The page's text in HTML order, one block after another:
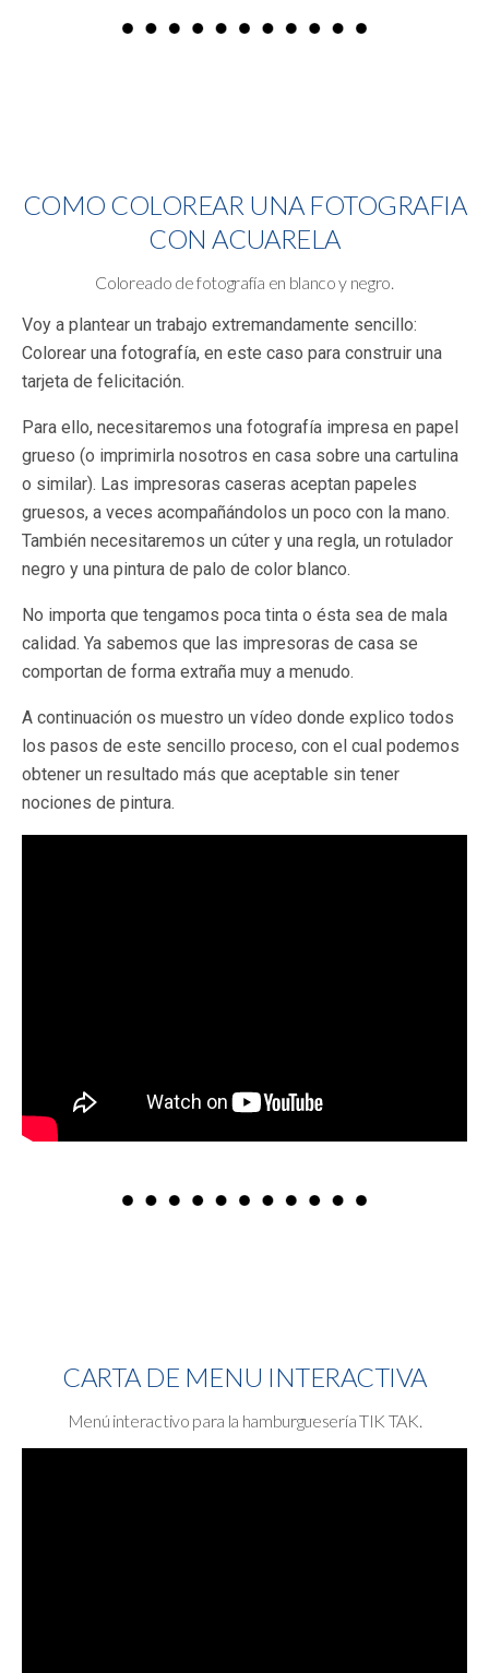
COMO COLOREAR UNA FOTOGRAFIA
CON ACUARELA
Coloreado de fotografía en blanco y negro.
Voy a plantear un trabajo extremandamente sencillo:
Colorear una fotografía, en este caso para construir una
tarjeta de felicitación.
Para ello, necesitaremos una fotografía impresa en papel
grueso (o imprimirla nosotros en casa sobre una cartulina
o similar). Las impresoras caseras aceptan papeles
gruesos, a veces acompañándolos un poco con la mano.
También necesitaremos un cúter y una regla, un rotulador
negro y una pintura de palo de color blanco.
No importa que tengamos poca tinta o ésta sea de mala
calidad. Ya sabemos que las impresoras de casa se
comportan de forma extraña muy a menudo.
A continuación os muestro un vídeo donde explico todos
los pasos de este sencillo proceso, con el cual podemos
obtener un resultado más que aceptable sin tener
nociones de pintura.
CARTA DE MENU INTERACTIVA
Menú interactivo para la hamburguesería TIK TAK.